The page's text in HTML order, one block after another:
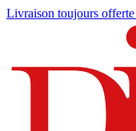
Livraison toujours